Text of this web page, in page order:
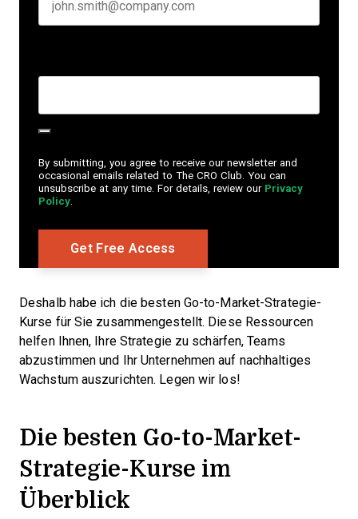
By submitting, you agree to receive our newsletter and
occasional emails related to The CRO Club. You can
unsubscribe at any time. For details, review our Privacy
Policy.
Deshalb habe ich die besten Go-to-Market-Strategie-
Kurse für Sie zusammengestellt. Diese Ressourcen
helfen Ihnen, Ihre Strategie zu schärfen, Teams
abzustimmen und Ihr Unternehmen auf nachhaltiges
Wachstum auszurichten. Legen wir los!
Die besten Go-to-Market-
Strategie-Kurse im
Überblick